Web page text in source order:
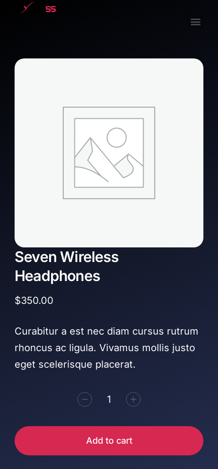
Seven Wireless
Headphones
$350.00
Curabitur a est nec diam cursus rutrum
rhoncus ac ligula. Vivamus mollis justo
eget scelerisque placerat.
Add to cart